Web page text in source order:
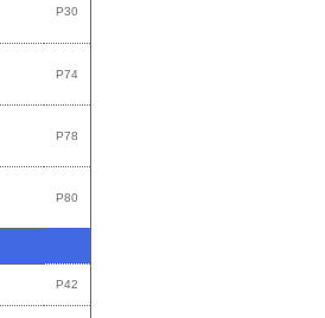
P30
P74
P78
P80
P42